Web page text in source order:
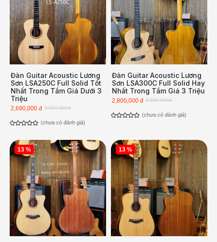
Đàn Guitar Acoustic Lương
Sơn LSA250C Full Solid Tốt
Nhất Trong Tầm Giá Dưới 3
Triệu
3,500,000đ
2,690,000 đ
(chưa có đánh giá)
Đàn Guitar Acoustic Lương
Sơn LSA300C Full Solid Hay
Nhất Trong Tầm Giá 3 Triệu
3,500,000đ
2,800,000 đ
(chưa có đánh giá)
13 % 13 %